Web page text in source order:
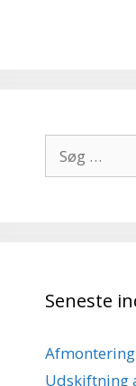
efter:
Seneste
Udskiftning